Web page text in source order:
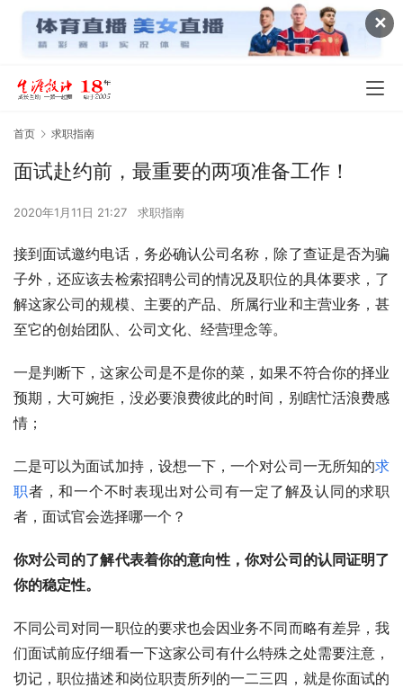
✕
首页 求职指南
面试赴约前，最重要的两项准备工作！
2020年1月11日 21:27 求职指南
接到面试邀约电话，务必确认公司名称，除了查证是否为骗
子外，还应该去检索招聘公司的情况及职位的具体要求，了
解这家公司的规模、主要的产品、所属行业和主营业务，甚
至它的创始团队、公司文化、经营理念等。
一是判断下，这家公司是不是你的菜，如果不符合你的择业
预期，大可婉拒，没必要浪费彼此的时间，别瞎忙活浪费感
情；
二是可以为面试加持，设想一下，一个对公司一无所知的求
职者，和一个不时表现出对公司有一定了解及认同的求职
者，面试官会选择哪一个？
你对公司的了解代表着你的意向性，你对公司的认同证明了
你的稳定性。
不同公司对同一职位的要求也会因业务不同而略有差异，我
们面试前应仔细看一下这家公司有什么特殊之处需要注意，
切记，职位描述和岗位职责所列的一二三四，就是你面试的